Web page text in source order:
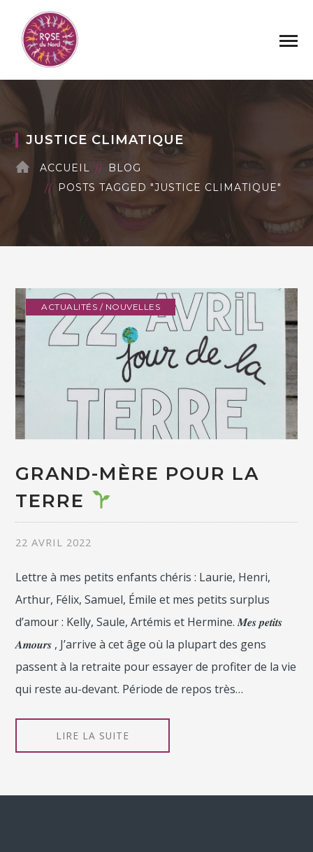
JUSTICE CLIMATIQUE
ACCUEIL
BLOG
POSTS TAGGED "JUSTICE CLIMATIQUE"
ACTUALITÉS / NOUVELLES
GRAND-MÈRE POUR LA
TERRE
22 AVRIL 2022
Lettre à mes petits enfants chéris : Laurie, Henri,
Arthur, Félix, Samuel, Émile et mes petits surplus
d’amour : Kelly, Saule, Artémis et Hermine. 𝑴𝒆𝒔 𝒑𝒆𝒕𝒊𝒕𝒔
𝑨𝒎𝒐𝒖𝒓𝒔 , J’arrive à cet âge où la plupart des gens
passent à la retraite pour essayer de profiter de la vie
qui reste au-devant. Période de repos très…
LIRE LA SUITE